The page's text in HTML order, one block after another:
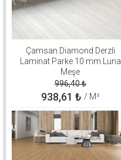
Çamsan Diamond Derzli
Laminat Parke 10 mm Luna
Meşe
996,40₺
938,61 ₺ / M²